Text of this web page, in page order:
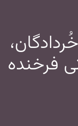
فرخنده